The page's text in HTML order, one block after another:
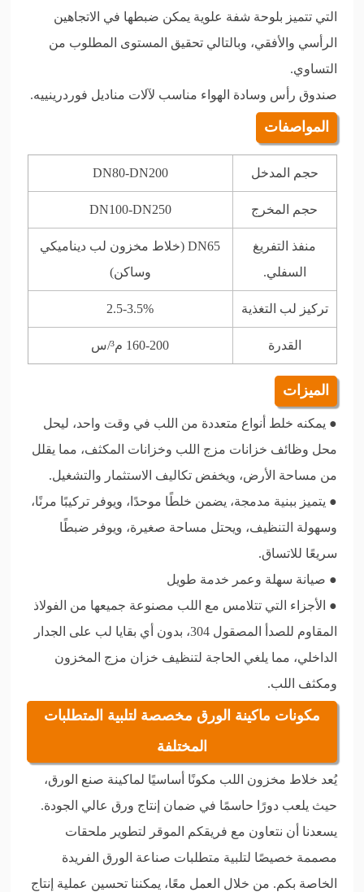
التي تتميز بلوحة شفة علوية يمكن ضبطها في الاتجاهين
الرأسي والأفقي، وبالتالي تحقيق المستوى المطلوب من
التساوي.
صندوق رأس وسادة الهواء مناسب لآلات مناديل فوردرينييه.
المواصفات
حجم المدخل DN80-DN200
حجم المخرج DN100-DN250
منفذ التفريغ
السفلي.
DN65 (خلاط مخزون لب ديناميكي
وساكن)
تركيز لب التغذية 2.5-3.5%
القدرة 160-200 م³/س
الميزات
● يمكنه خلط أنواع متعددة من اللب في وقت واحد، ليحل
محل وظائف خزانات مزج اللب وخزانات المكثف، مما يقلل
من مساحة الأرض، ويخفض تكاليف الاستثمار والتشغيل.
● يتميز ببنية مدمجة، يضمن خلطًا موحدًا، ويوفر تركيبًا مرنًا،
وسهولة التنظيف، ويحتل مساحة صغيرة، ويوفر ضبطًا
سريعًا للاتساق.
● صيانة سهلة وعمر خدمة طويل
● الأجزاء التي تتلامس مع اللب مصنوعة جميعها من الفولاذ
المقاوم للصدأ المصقول 304، بدون أي بقايا لب على الجدار
الداخلي، مما يلغي الحاجة لتنظيف خزان مزج المخزون
ومكثف اللب.
مكونات ماكينة الورق مخصصة لتلبية المتطلبات
المختلفة
يُعد خلاط مخزون اللب مكونًا أساسيًا لماكينة صنع الورق،
حيث يلعب دورًا حاسمًا في ضمان إنتاج ورق عالي الجودة.
يسعدنا أن نتعاون مع فريقكم الموقر لتطوير ملحقات
مصممة خصيصًا لتلبية متطلبات صناعة الورق الفريدة
الخاصة بكم. من خلال العمل معًا، يمكننا تحسين عملية إنتاج